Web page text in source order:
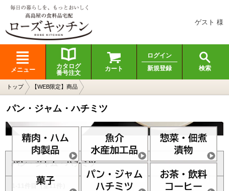
ゲスト 様
メニュー
カタログ
番号注文
カート
ログイン
新規登録
検索
トップ 【WEB限定】商品
パン・ジャム・ハチミツ
パン・ジャム・ハチミツ
件目（全11件）